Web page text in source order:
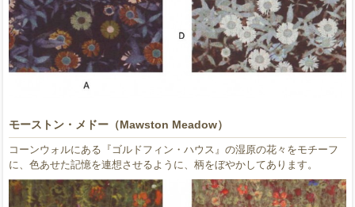
モーストン・メドー（Mawston Meadow）
コーンウォルにある『ゴルドフィン・ハウス』の湿原の花々をモチーフ
に、色あせた記憶を連想させるように、柄をぼやかしてあります。